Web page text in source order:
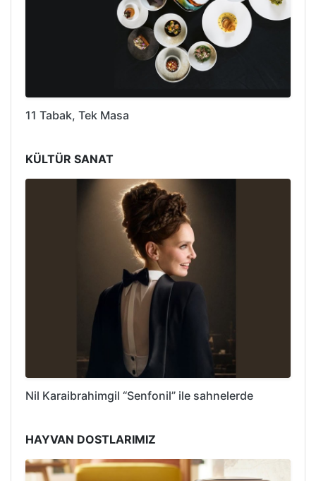
11 Tabak, Tek Masa
KÜLTÜR SANAT
Nil Karaibrahimgil “Senfonil” ile sahnelerde
HAYVAN DOSTLARIMIZ